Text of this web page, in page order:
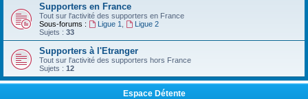
Supporters en France
Tout sur l'activité des supporters en France
Sous-forums :
Ligue 1
Ligue 2
Sujets : 33
Supporters à l'Etranger
Tout sur l'activité des supporters hors France
Sujets : 12
Espace Détente